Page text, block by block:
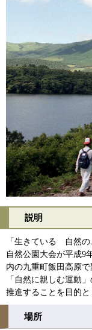
説明
「生きている 自然の
自然公園大会が平成9
内の九重町飯田高原
「自然に親しむ運動
推進することを目的と
場所